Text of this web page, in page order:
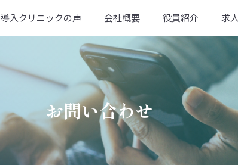
導入クリニックの声 会社概要 役員紹介 求
お問い合わせ